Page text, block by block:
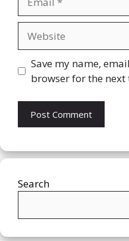
Save my name,
browser for the
Search